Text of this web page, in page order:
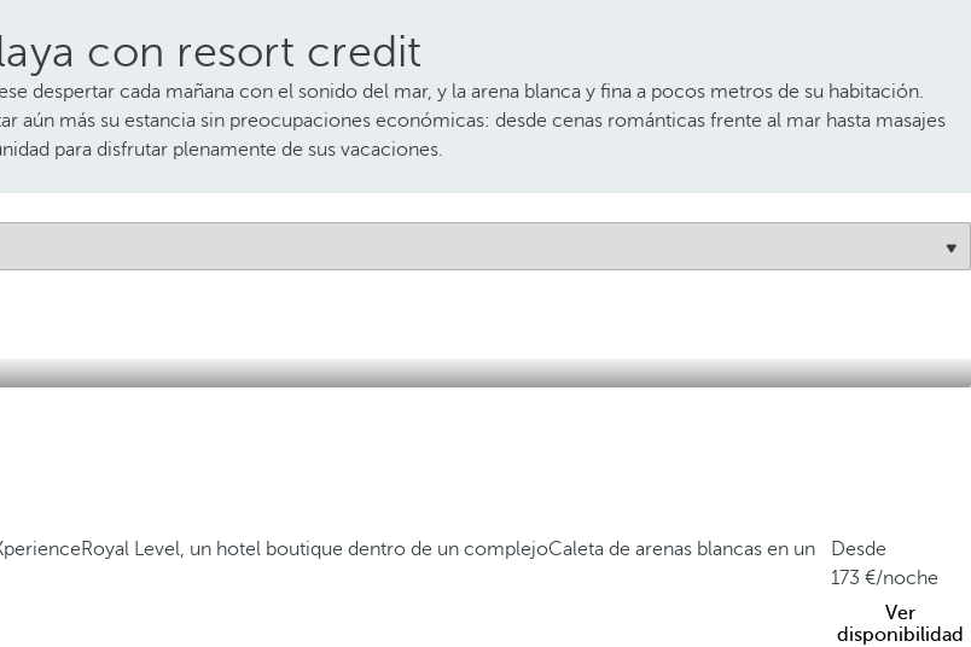
con resort credit
despertar cada mañana con el sonido del mar, y la arena blanca y fina a pocos metros de su habitación.
más su estancia sin preocupaciones económicas: desde cenas románticas frente al mar hasta masajes
para disfrutar plenamente de sus vacaciones.
Royal Level, un hotel boutique dentro de un complejoCaleta de arenas blancas en un
Desde
173
/noche
Ver
disponibilidad